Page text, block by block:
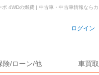
ログイン
険/ローン/他 車買取
4WDの燃費 | 中古車・中古車情報なら